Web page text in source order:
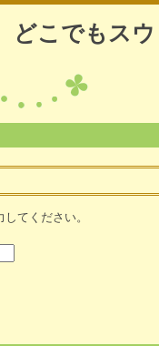
どこでもス
てください。